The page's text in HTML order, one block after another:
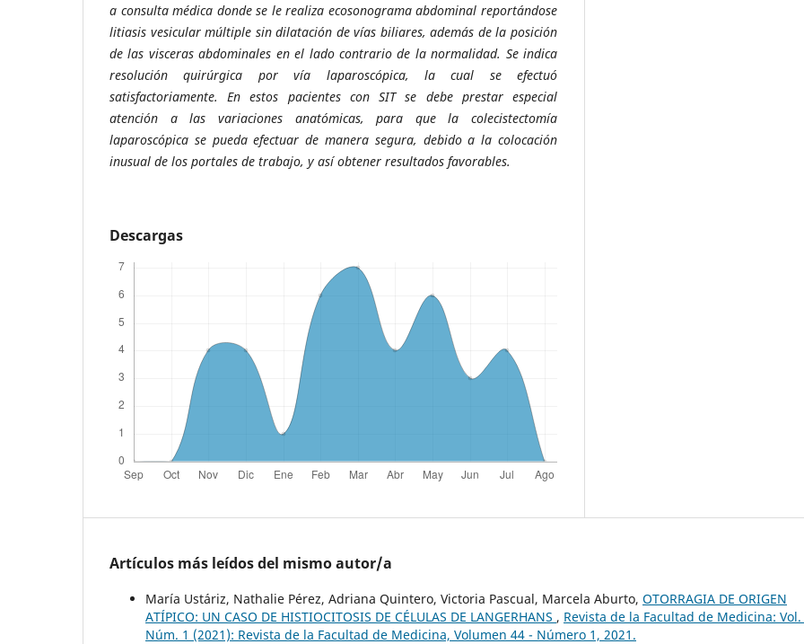
a consulta médica donde se le realiza ecosonograma abdominal reportándose
litiasis vesicular múltiple sin dilatación de vías biliares, además de la posición
de las visceras abdominales en el lado contrario de la normalidad. Se indica
resolución quirúrgica por vía laparoscópica, la cual se efectuó
satisfactoriamente. En estos pacientes con SIT se debe prestar especial
atención a las variaciones anatómicas, para que la colecistectomía
laparoscópica se pueda efectuar de manera segura, debido a la colocación
inusual de los portales de trabajo, y así obtener resultados favorables.
Descargas
Artículos más leídos del mismo autor/a
María Ustáriz, Nathalie Pérez, Adriana Quintero, Victoria Pascual, Marcela Aburto, OTORRAGIA DE ORIGEN
ATÍPICO: UN CASO DE HISTIOCITOSIS DE CÉLULAS DE LANGERHANS , Revista de la Facultad de Medicina: Vol.
Núm. 1 (2021): Revista de la Facultad de Medicina, Volumen 44 - Número 1, 2021.